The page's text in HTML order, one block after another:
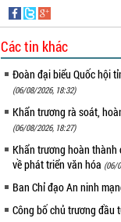
Các tin khác
Đoàn đại biểu Quốc hội
(06/08/2026, 18:32)
Khẩn trương rà soát,
(06/08/2026, 18:27)
Khẩn trương hoàn thành
về phát triển văn hóa (06/
Ban Chỉ đạo An ninh
Công bố chủ trương đầu